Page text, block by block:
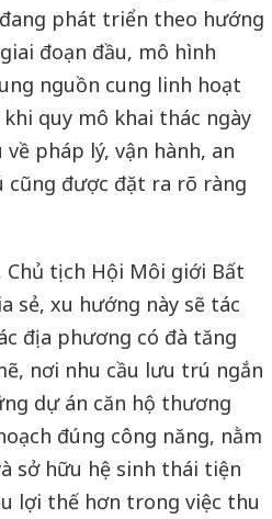
phát triển theo hướng
đoạn đầu, mô hình
nguồn cung linh hoạt
quy mô khai thác ngày
pháp lý, vận hành, an
cũng được đặt ra rõ ràng
Chủ tịch Hội Môi giới Bất
sẻ, xu hướng này sẽ tác
địa phương có đà tăng
nơi nhu cầu lưu trú ngắn
dự án căn hộ thương
đúng công năng, nằm
sở hữu hệ sinh thái tiện
lợi thế hơn trong việc thu